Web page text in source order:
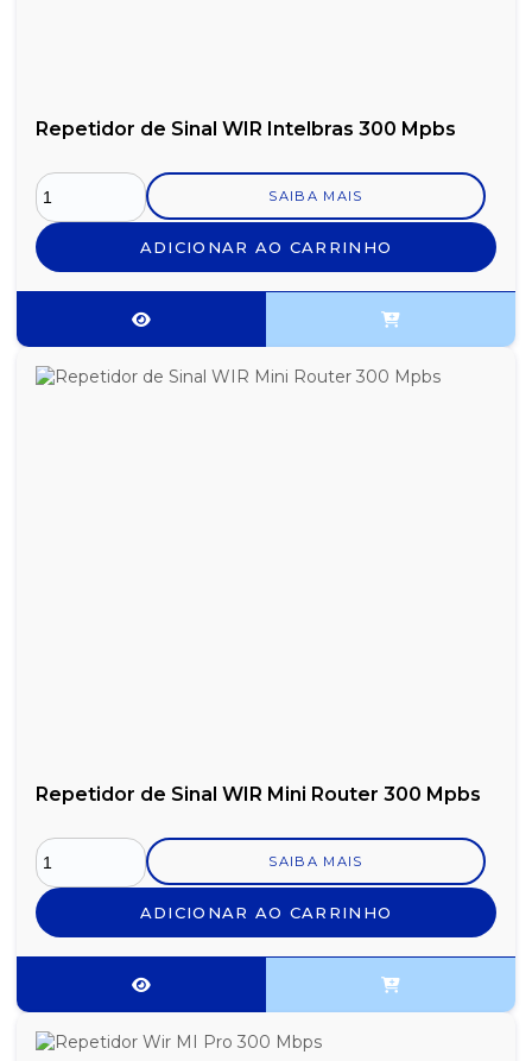
Repetidor de Sinal WIR Intelbras 300 Mpbs
SAIBA MAIS
ADICIONAR AO CARRINHO
Repetidor de Sinal WIR Mini Router 300 Mpbs
SAIBA MAIS
ADICIONAR AO CARRINHO